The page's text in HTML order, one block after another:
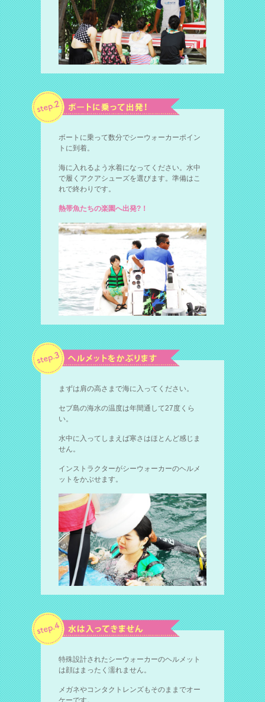
ボートに乗って数分でシーウォーカーポイン
トに到着。
海に入れるよう水着になってください。水中
で履くアクアシューズを選びます。準備はこ
れで終わりです。
熱帯魚たちの楽園へ出発?！
まずは肩の高さまで海に入ってください。
セブ島の海水の温度は年間通して27度くら
い。
水中に入ってしまえば寒さはほとんど感じま
せん。
インストラクターがシーウォーカーのヘルメ
ットをかぶせます。
特殊設計されたシーウォーカーのヘルメット
は顔はまったく濡れません。
メガネやコンタクトレンズもそのままでオー
ケーです。